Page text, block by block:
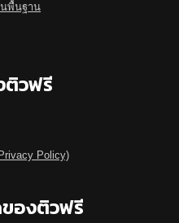
พื้นฐาน
ติวฟรี
Policy)
องติวฟรี